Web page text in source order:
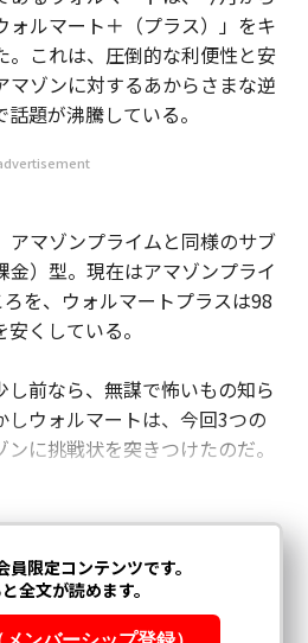
ォルマート＋（プラス）」をキ
。これは、圧倒的な利便性と安
マゾンに対するあからさまな逆
題が沸騰している。
アマゾンプライムと同様のサブ
金）型。現在はアマゾンプライ
を、ウォルマートプラスは98
くしている。
し前なら、無謀で怖いもの知ら
ウォルマートは、今回3つの
に挑戦状を突きつけたのだ。